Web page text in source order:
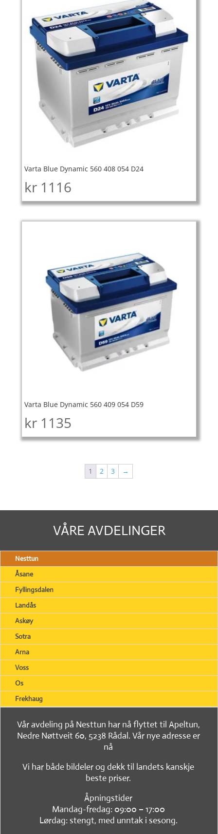
Varta Blue Dynamic 560 408 054 D24
kr 1116
Varta Blue Dynamic 560 409 054 D59
kr 1135
1 2 3 →
VÅRE AVDELINGER
Nesttun
Åsane
Fyllingsdalen
Landås
Askøy
Sotra
Arna
Voss
Os
Frekhaug
Vår avdeling på Nesttun har nå flyttet til Apeltun,
Nedre Nøttveit 60, 5238 Rådal. Vår nye adresse er
nå
Vi har både bildeler og dekk til landets kanskje
beste priser.
Åpningstider
Mandag-fredag: 09:00 – 17:00
Lørdag: stengt, med unntak i sesong.